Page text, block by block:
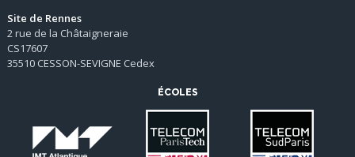
Site de Rennes
2 rue de la Châtaigneraie
CS17607
35510 CESSON-SEVIGNE Cedex
ÉCOLES